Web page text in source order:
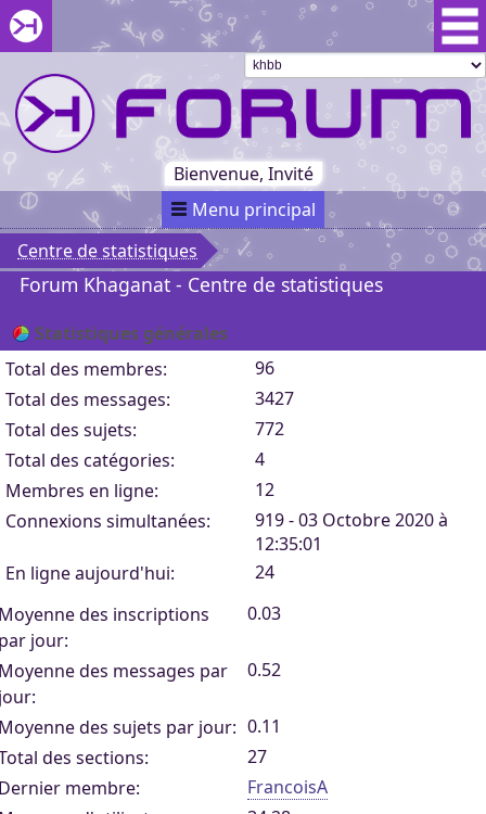
Aller au menu du forum
Aller au contenu du forum
Aller à la recherche dans le forum
Passer le
menu
Khaganat
au début
du menu
Khaganat
Bienvenue, Invité
Menu principal
Centre de statistiques
Forum Khaganat - Centre de statistiques
Statistiques générales
Total des membres:
96
Total des messages:
3427
Total des sujets:
772
Total des catégories:
4
Membres en ligne:
12
Connexions simultanées:
919 - 03 Octobre 2020 à
12:35:01
En ligne aujourd'hui:
24
des inscriptions
jour:
0.03
des messages par
0.52
des sujets par jour: 0.11
des sections:
27
membre:
FrancoisA